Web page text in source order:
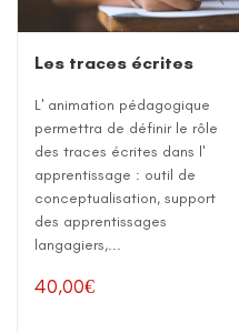
Les traces écrites
L' animation pédagogique
permettra de définir le rôle
des traces écrites dans l'
apprentissage : outil de
conceptualisation, support
des apprentissages
langagiers,...
40,00€